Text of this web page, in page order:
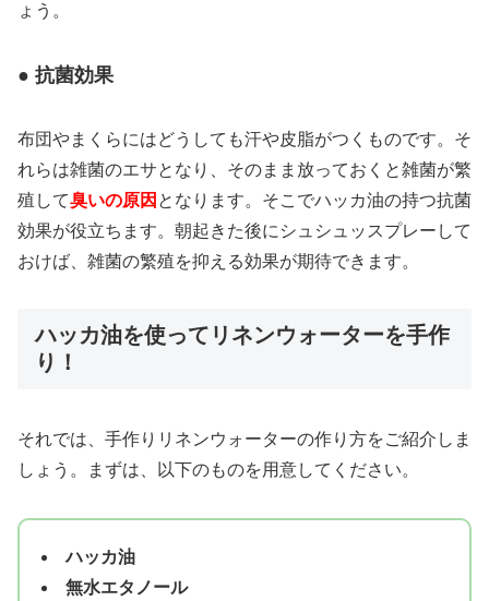
ょう。
● 抗菌効果
布団やまくらにはどうしても汗や皮脂がつくものです。そ
れらは雑菌のエサとなり、そのまま放っておくと雑菌が繁
殖して臭いの原因 となります。そこでハッカ油の持つ抗菌
効果が役立ちます。朝起きた後にシュシュッスプレーして
おけば、雑菌の繁殖を抑える効果が期待できます。
ハッカ油を使ってリネンウォーターを手作
り！
それでは、手作りリネンウォーターの作り方をご紹介しま
しょう。まずは、以下のものを用意してください。
ハッカ油
無水エタノール